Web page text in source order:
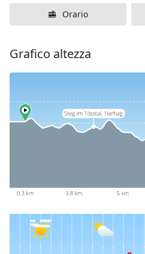
Orario
Grafico altezza